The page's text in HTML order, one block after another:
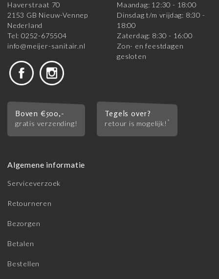
Haverstraat 70
2153 GB Nieuw-Vennep
Nederland
Tel: 0252-675504
info@meijer-sanitair.nl
Maandag: 12:30 - 18:00
Dinsdag t/m vrijdag: 8:30 -
18:00
Zaterdag: 8:30 - 16:00
Zon- en feestdagen
gesloten
Boven €500,-
gratis verzending!
Tegels over?
retour is mogelijk! *
Algemene informatie
Serviceverzoek
Retourneren
Bezorgen
Betalen
Bestellen